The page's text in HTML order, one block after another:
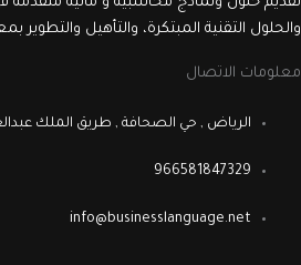
والحلول التقنية المبتكرة، والتأهيل والتطوير
معلومات الاتصال
الرياض , حي الصحافة , طريق الملك
966581847329
info@businesslanguage.net